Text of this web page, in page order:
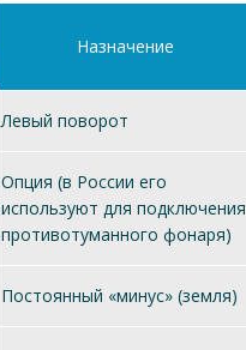
Назначение
Левый поворот
Опция (в России его
используют для подключения
противотуманного фонаря)
Постоянный «минус» (земля)